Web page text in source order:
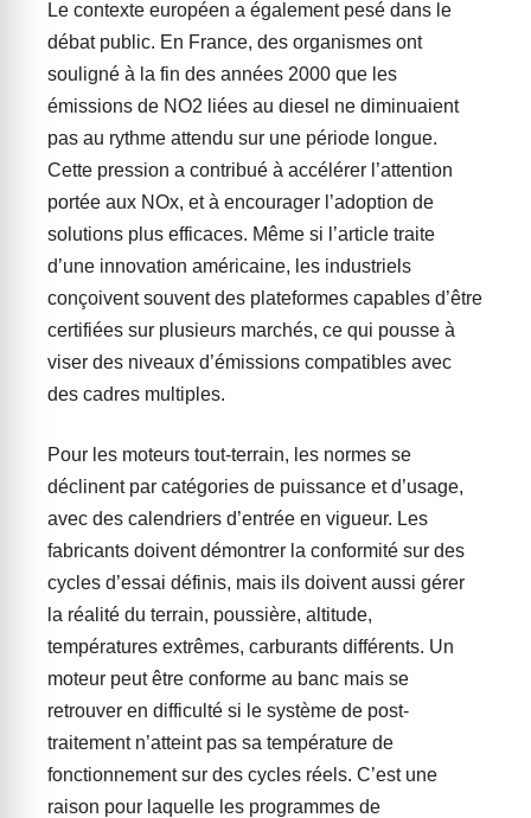
Le contexte européen a également pesé dans le
débat public. En France, des organismes ont
souligné à la fin des années 2000 que les
émissions de NO2 liées au diesel ne diminuaient
pas au rythme attendu sur une période longue.
Cette pression a contribué à accélérer l’attention
portée aux NOx, et à encourager l’adoption de
solutions plus efficaces. Même si l’article traite
d’une innovation américaine, les industriels
conçoivent souvent des plateformes capables d’être
certifiées sur plusieurs marchés, ce qui pousse à
viser des niveaux d’émissions compatibles avec
des cadres multiples.
Pour les moteurs tout-terrain, les normes se
déclinent par catégories de puissance et d’usage,
avec des calendriers d’entrée en vigueur. Les
fabricants doivent démontrer la conformité sur des
cycles d’essai définis, mais ils doivent aussi gérer
la réalité du terrain, poussière, altitude,
températures extrêmes, carburants différents. Un
moteur peut être conforme au banc mais se
retrouver en difficulté si le système de post-
traitement n’atteint pas sa température de
fonctionnement sur des cycles réels. C’est une
raison pour laquelle les programmes de